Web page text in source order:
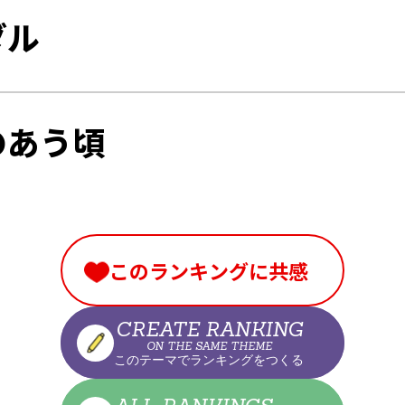
う頃
このランキングに共感
CREATE RANKING
ON THE SAME THEME
このテーマでランキングをつくる